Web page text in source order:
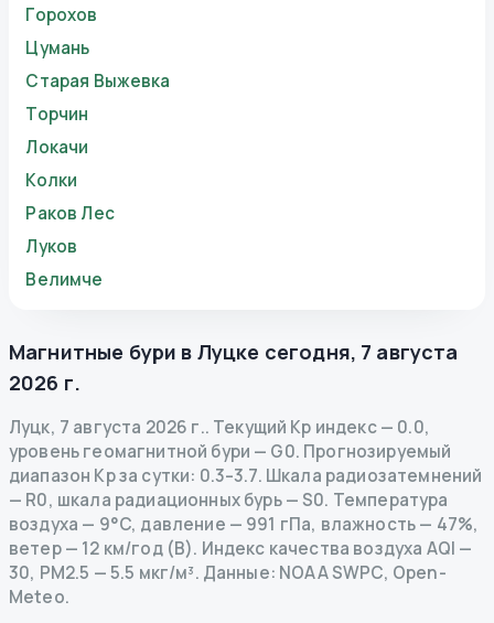
Горохов
Цумань
Старая Выжевка
Торчин
Локачи
Колки
Раков Лес
Луков
Велимче
Магнитные бури в Луцке сегодня, 7 августа
2026 г.
Луцк, 7 августа 2026 г.. Текущий Kp индекс— 0.0,
уровень геомагнитной бури — G0. Прогнозируемый
диапазон Kp за сутки: 0.3–3.7. Шкала радиозатемнений
— R0, шкала радиационных бурь— S0. Температура
воздуха — 9°C, давление — 991 гПа, влажность — 47%,
ветер — 12 км/год (В). Индекс качества воздуха AQI —
30, PM2.5 — 5.5 мкг/м³. Данные: NOAA SWPC, Open-
Meteo.